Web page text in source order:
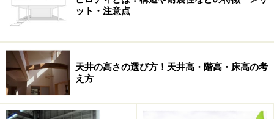
す。
ット・注意点
天井の高さの選び方！天井高・階高・床高の考
え方